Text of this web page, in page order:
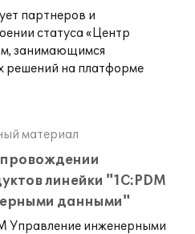
партнеров и
статуса «Центр
занимающимся
решений на платформе
материал
линейки "1С:PDM
данными"
Управление инженерными